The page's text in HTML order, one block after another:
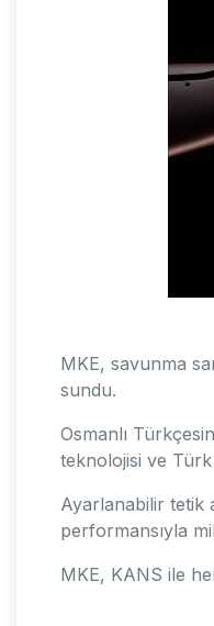
MKE, savunma
sundu.
Osmanlı
teknolojisi ve Türk
Ayarlanabilir tetik
performansıyla
MKE, KANS ile